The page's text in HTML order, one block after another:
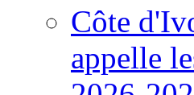
Côte
appelle